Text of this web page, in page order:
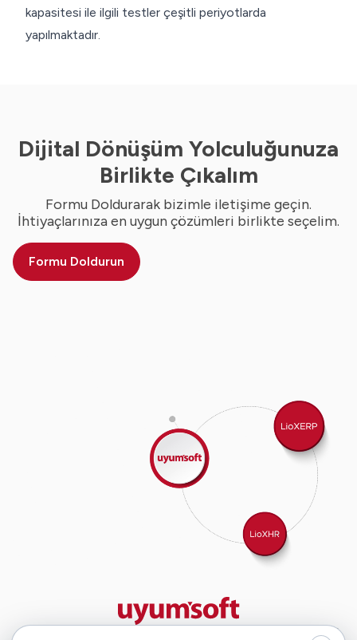
kapasitesi ile ilgili testler çeşitli periyotlarda
yapılmaktadır.
Dijital Dönüşüm Yolculuğunuza
Birlikte Çıkalım
Formu Doldurarak bizimle iletişime geçin.
İhtiyaçlarınıza en uygun çözümleri birlikte seçelim.
Formu Doldurun
29 yıllık deneyimimizle birlikte, 350'den fazla iş ortağıyla iş birliği